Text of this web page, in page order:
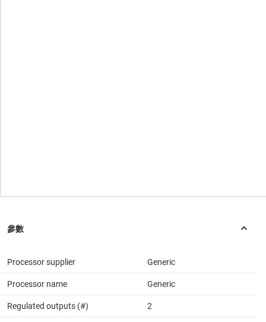
Processor supplier Generic
Processor name Generic
Regulated outputs (#) 2